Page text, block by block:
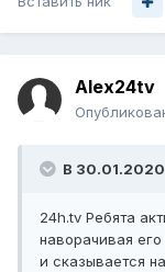
Alex24tv
В
24h.tv Ребята
наворачивая
и сказывается